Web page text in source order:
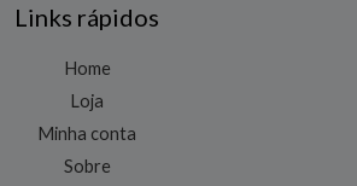
Links rápidos
Home
Loja
Minha conta
Sobre